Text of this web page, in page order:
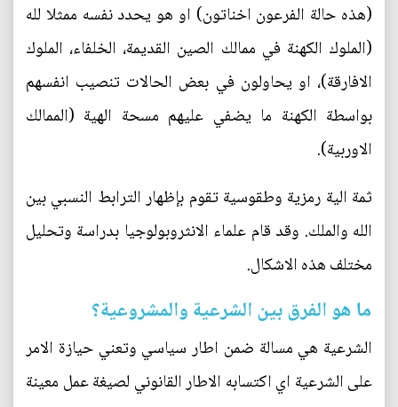
(هذه حالة الفرعون اخناتون) او هو يحدد نفسه ممثلا لله
(الملوك الكهنة في ممالك الصين القديمة، الخلفاء، الملوك
الافارقة)، او يحاولون في بعض الحالات تنصيب انفسهم
بواسطة الكهنة ما يضفي عليهم مسحة الهية (الممالك
الاوربية).
ثمة الية رمزية وطقوسية تقوم بإظهار الترابط النسبي بين
الله والملك. وقد قام علماء الانثروبولوجيا بدراسة وتحليل
مختلف هذه الاشكال.
ما هو الفرق بين الشرعية والمشروعية؟
الشرعية هي مسالة ضمن اطار سياسي وتعني حيازة الامر
على الشرعية اي اكتسابه الاطار القانوني لصيغة عمل معينة